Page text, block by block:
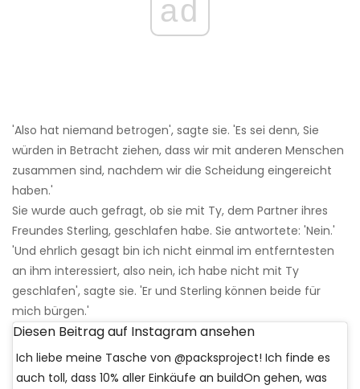
ad
'Also hat niemand betrogen', sagte sie. 'Es sei denn, Sie
würden in Betracht ziehen, dass wir mit anderen Menschen
zusammen sind, nachdem wir die Scheidung eingereicht
haben.'
Sie wurde auch gefragt, ob sie mit Ty, dem Partner ihres
Freundes Sterling, geschlafen habe. Sie antwortete: 'Nein.'
'Und ehrlich gesagt bin ich nicht einmal im entferntesten
an ihm interessiert, also nein, ich habe nicht mit Ty
geschlafen', sagte sie. 'Er und Sterling können beide für
mich bürgen.'
Diesen Beitrag auf Instagram ansehen
Ich liebe meine Tasche von @packsproject! Ich finde es
auch toll, dass 10% aller Einkäufe an buildOn gehen, was